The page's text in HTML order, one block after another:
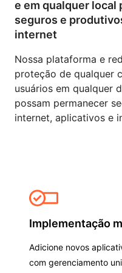
e em qualquer local
seguros e
internet
Nossa plataforma e
proteção de qualquer
usuários em qualquer
possam permanecer
internet, aplicativos e
Implementação
Adicione novos
com gerenciamento